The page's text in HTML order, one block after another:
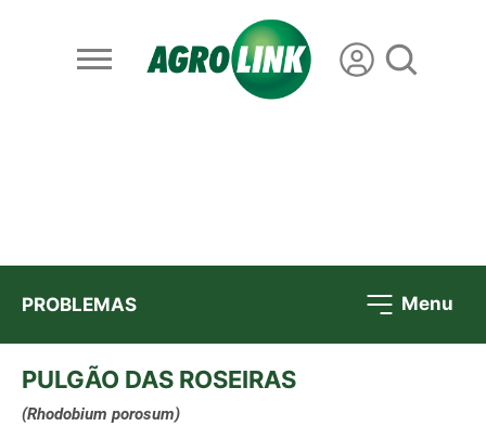
PROBLEMAS Menu
PULGÃO DAS ROSEIRAS
(Rhodobium porosum)